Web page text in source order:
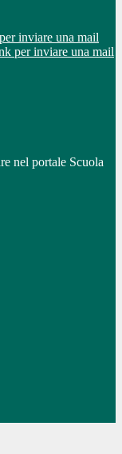
inviare una mail
per inviare una mail
nel portale Scuola